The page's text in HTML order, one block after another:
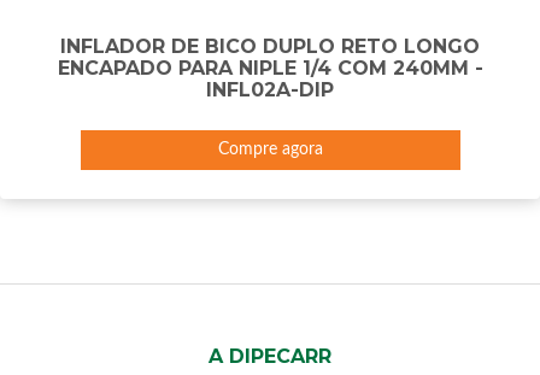
INFLADOR DE BICO DUPLO RETO LONGO
ENCAPADO PARA NIPLE 1/4 COM 240MM -
INFL02A-DIP
Compre agora
A DIPECARR